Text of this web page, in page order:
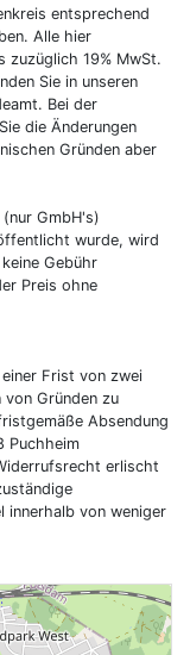
entsprechend
Alle hier
zuzüglich 19% MwSt.
Sie in unseren
Bei der
die Änderungen
Gründen aber
GmbH's)
wurde, wird
Gebühr
Preis ohne
Frist von zwei
Gründen zu
Absendung
Puchheim
erlischt
innerhalb von weniger